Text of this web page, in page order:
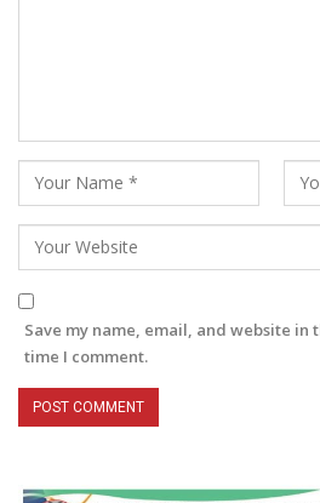
Save my name, email, and website
time I comment.